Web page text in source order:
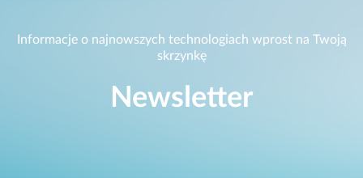
Informacje o najnowszych technologiach wprost na Twoją
skrzynkę
Newsletter